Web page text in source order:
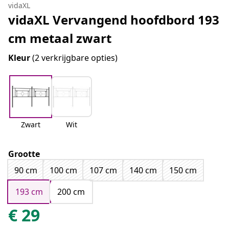
vidaXL
vidaXL Vervangend hoofdbord 193
cm metaal zwart
Kleur(2 verkrijgbare opties)
Zwart Wit
Grootte
90 cm
100 cm 107 cm 140 cm
150 cm
193 cm
200 cm
€ 29